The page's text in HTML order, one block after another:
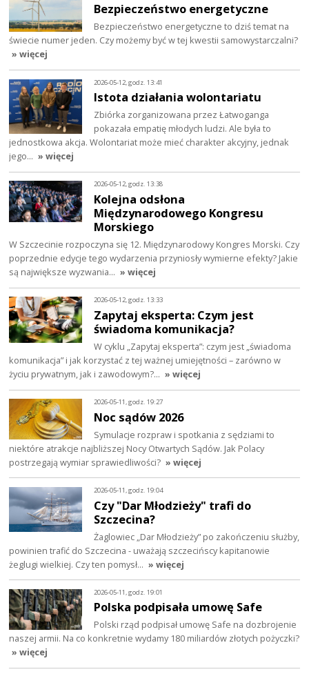
Bezpieczeństwo energetyczne
Bezpieczeństwo energetyczne to dziś temat na
świecie numer jeden. Czy możemy być w tej kwestii samowystarczalni?
» więcej
2026-05-12, godz. 13:41
Istota działania wolontariatu
Zbiórka zorganizowana przez Łatwoganga
pokazała empatię młodych ludzi. Ale była to
jednostkowa akcja. Wolontariat może mieć charakter akcyjny, jednak
jego… » więcej
2026-05-12, godz. 13:38
Kolejna odsłona
Międzynarodowego Kongresu
Morskiego
W Szczecinie rozpoczyna się 12. Międzynarodowy Kongres Morski. Czy
poprzednie edycje tego wydarzenia przyniosły wymierne efekty? Jakie
są największe wyzwania… » więcej
2026-05-12, godz. 13:33
Zapytaj eksperta: Czym jest
świadoma komunikacja?
W cyklu „Zapytaj eksperta”: czym jest „świadoma
komunikacja” i jak korzystać z tej ważnej umiejętności – zarówno w
życiu prywatnym, jak i zawodowym?… » więcej
2026-05-11, godz. 19:27
Noc sądów 2026
Symulacje rozpraw i spotkania z sędziami to
niektóre atrakcje najbliższej Nocy Otwartych Sądów. Jak Polacy
postrzegają wymiar sprawiedliwości? » więcej
2026-05-11, godz. 19:04
Czy "Dar Młodzieży" trafi do
Szczecina?
Żaglowiec „Dar Młodzieży” po zakończeniu służby,
powinien trafić do Szczecina - uważają szczecińscy kapitanowie
żeglugi wielkiej. Czy ten pomysł… » więcej
2026-05-11, godz. 19:01
Polska podpisała umowę Safe
Polski rząd podpisał umowę Safe na dozbrojenie
naszej armii. Na co konkretnie wydamy 180 miliardów złotych pożyczki?
» więcej